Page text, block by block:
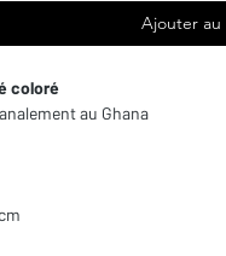
Ajouter au
coloré
au Ghana